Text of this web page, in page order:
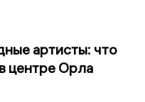
артисты: что
центре Орла